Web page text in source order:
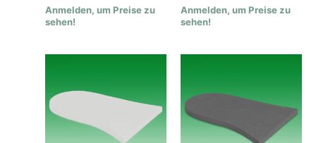
Anmelden, um Preise zu
sehen!
Anmelden, um Preise zu
sehen!